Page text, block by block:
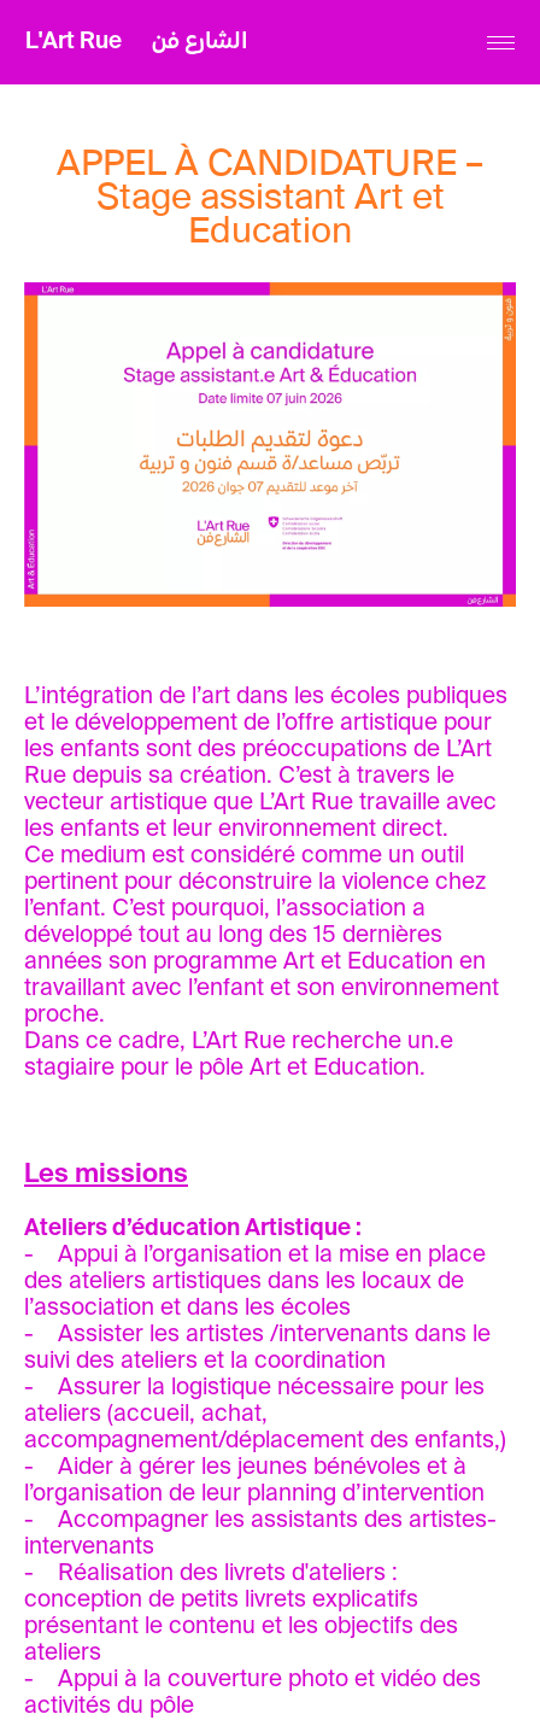
L'Art Rue الشارع فن
APPEL À CANDIDATURE –
Stage assistant Art et
Education
L’intégration de l’art dans les écoles publiques
et le développement de l’offre artistique pour
les enfants sont des préoccupations de L’Art
Rue depuis sa création. C’est à travers le
vecteur artistique que L’Art Rue travaille avec
les enfants et leur environnement direct.
Ce medium est considéré comme un outil
pertinent pour déconstruire la violence chez
l’enfant. C’est pourquoi, l’association a
développé tout au long des 15 dernières
années son programme Art et Education en
travaillant avec l’enfant et son environnement
proche.
Dans ce cadre, L’Art Rue recherche un.e
stagiaire pour le pôle Art et Education.
Les missions
Ateliers d’éducation Artistique :
- Appui à l’organisation et la mise en place
des ateliers artistiques dans les locaux de
l’association et dans les écoles
- Assister les artistes /intervenants dans le
suivi des ateliers et la coordination
- Assurer la logistique nécessaire pour les
ateliers (accueil, achat,
accompagnement/déplacement des enfants,)
- Aider à gérer les jeunes bénévoles et à
l’organisation de leur planning d’intervention
- Accompagner les assistants des artistes-
intervenants
- Réalisation des livrets d'ateliers :
conception de petits livrets explicatifs
présentant le contenu et les objectifs des
ateliers
- Appui à la couverture photo et vidéo des
activités du pôle